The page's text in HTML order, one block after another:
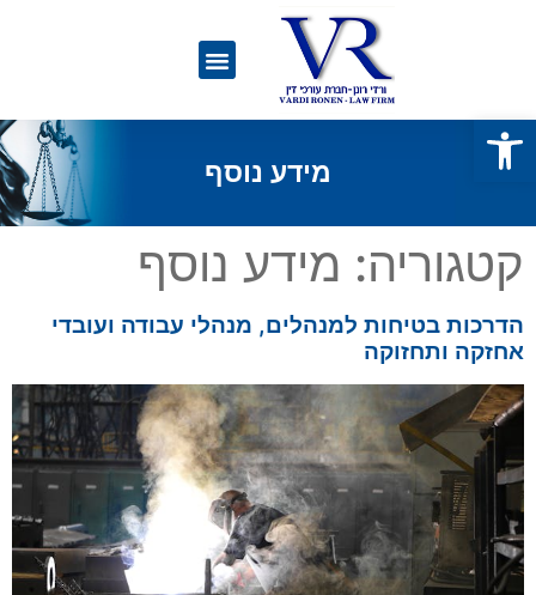
פתח סרגל נגישות
מידע נוסף
קטגוריה: מידע נוסף
הדרכות בטיחות למנהלים, מנהלי עבודה ועובדי
אחזקה ותחזוקה